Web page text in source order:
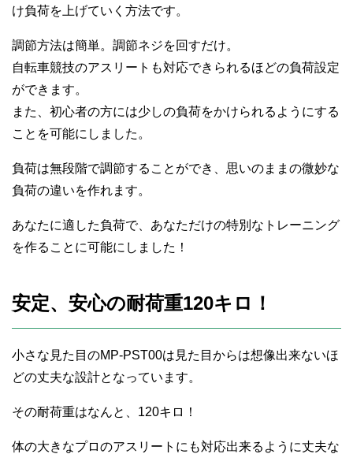
け負荷を上げていく方法です。
調節方法は簡単。調節ネジを回すだけ。
自転車競技のアスリートも対応できられるほどの負荷設定
ができます。
また、初心者の方には少しの負荷をかけられるようにする
ことを可能にしました。
負荷は無段階で調節することができ、思いのままの微妙な
負荷の違いを作れます。
あなたに適した負荷で、あなただけの特別なトレーニング
を作ることに可能にしました！
安定、安心の耐荷重120キロ！
小さな見た目のMP-PST00は見た目からは想像出来ないほ
どの丈夫な設計となっています。
その耐荷重はなんと、120キロ！
体の大きなプロのアスリートにも対応出来るように丈夫な